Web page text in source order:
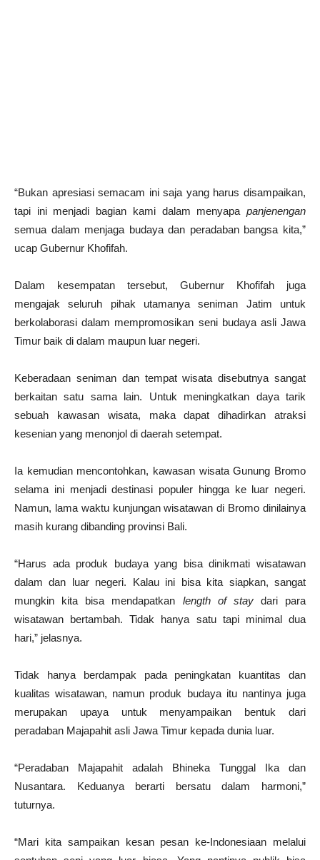
“Bukan apresiasi semacam ini saja yang harus disampaikan,
tapi ini menjadi bagian kami dalam menyapa panjenengan
semua dalam menjaga budaya dan peradaban bangsa kita,”
ucap Gubernur Khofifah.
Dalam kesempatan tersebut, Gubernur Khofifah juga
mengajak seluruh pihak utamanya seniman Jatim untuk
berkolaborasi dalam mempromosikan seni budaya asli Jawa
Timur baik di dalam maupun luar negeri.
Keberadaan seniman dan tempat wisata disebutnya sangat
berkaitan satu sama lain. Untuk meningkatkan daya tarik
sebuah kawasan wisata, maka dapat dihadirkan atraksi
kesenian yang menonjol di daerah setempat.
Ia kemudian mencontohkan, kawasan wisata Gunung Bromo
selama ini menjadi destinasi populer hingga ke luar negeri.
Namun, lama waktu kunjungan wisatawan di Bromo dinilainya
masih kurang dibanding provinsi Bali.
“Harus ada produk budaya yang bisa dinikmati wisatawan
dalam dan luar negeri. Kalau ini bisa kita siapkan, sangat
mungkin kita bisa mendapatkan length of staydari para
wisatawan bertambah. Tidak hanya satu tapi minimal dua
hari,” jelasnya.
Tidak hanya berdampak pada peningkatan kuantitas dan
kualitas wisatawan, namun produk budaya itu nantinya juga
merupakan upaya untuk menyampaikan bentuk dari
peradaban Majapahit asli Jawa Timur kepada dunia luar.
“Peradaban Majapahit adalah Bhineka Tunggal Ika dan
Nusantara. Keduanya berarti bersatu dalam harmoni,”
tuturnya.
“Mari kita sampaikan kesan pesan ke-Indonesiaan melalui